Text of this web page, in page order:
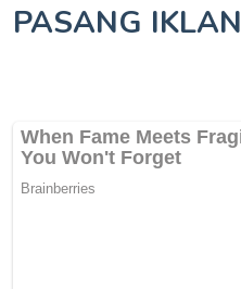
PASANG IKLAN